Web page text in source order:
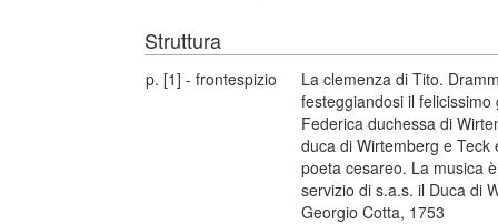
Struttura
p. [1] - frontespizio
La clemenza di Tito.
festeggiandosi il
Federica duchessa di
duca di Wirtemberg e
poeta cesareo. La musica
servizio di s.a.s. il Duca di
Georgio Cotta, 1753